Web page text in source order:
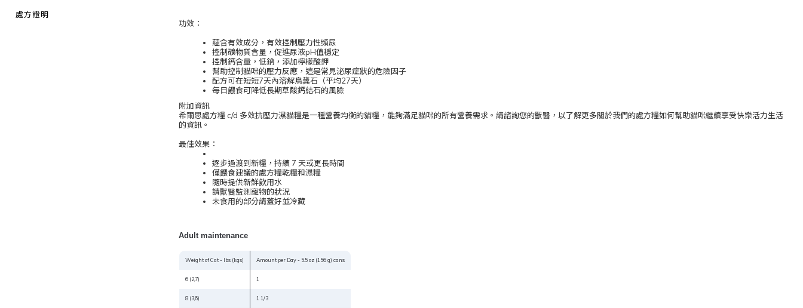
處方證明
功效：
蘊含有效成分，有效控制壓力性頻尿
控制礦物質含量，促進尿液pH值穩定
控制鈣含量，低鈉，添加檸檬酸鉀
幫助控制貓咪的壓力反應，這是常見泌尿症狀的危險因子
配方可在短短7天內溶解鳥糞石（平均27天）
每日餵食可降低長期草酸鈣結石的風險
附加資訊
希爾思處方糧 c/d 多效抗壓力濕貓糧是一種營養均衡的貓糧，能夠滿足貓咪的所有營養需求。請諮詢您的獸醫，以了解更多關於我們的處方糧如何幫助貓咪繼續享受快樂活力生活
的資訊。
最佳效果：
逐步過渡到新糧，持續 7 天或更長時間
僅餵食建議的處方糧乾糧和濕糧
隨時提供新鮮飲用水
請獸醫監測寵物的狀況
未食用的部分請蓋好並冷藏
Adult maintenance
Weight of Cat - lbs (kgs) Amount per Day - 5.5 oz (156 g) cans
6 (2,7) 1
8 (3,6) 1 1/3